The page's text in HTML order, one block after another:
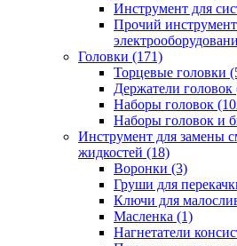
Инструмент для
Прочий
Головки (171)
Торцевые головки
Держатели головок
Наборы головок
Наборы головок и
Инструмент для замены
жидкостей (18)
Воронки (3)
Груши для
Ключи для
Масленка (1)
Нагнетатели